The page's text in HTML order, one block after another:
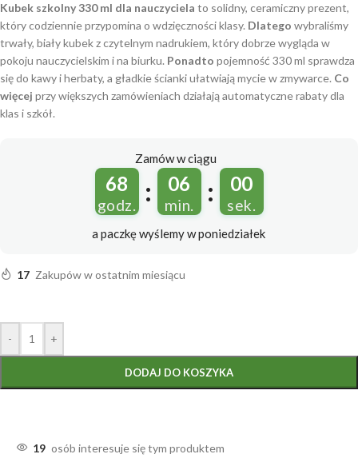
Kubek szkolny 330 ml dla nauczyciela to solidny, ceramiczny prezent,
który codziennie przypomina o wdzięczności klasy. Dlatego wybraliśmy
trwały, biały kubek z czytelnym nadrukiem, który dobrze wygląda w
pokoju nauczycielskim i na biurku. Ponadto pojemność 330 ml sprawdza
się do kawy i herbaty, a gładkie ścianki ułatwiają mycie w zmywarce. Co
więcej przy większych zamówieniach działają automatyczne rabaty dla
klas i szkół.
Zamów w ciągu
68
godz. : 05
min. : 59
sek.
a paczkę wyślemyw poniedziałek
17 Zakupów w ostatnim miesiącu
- +
DODAJ DO KOSZYKA
19 osób interesuje się tym produktem